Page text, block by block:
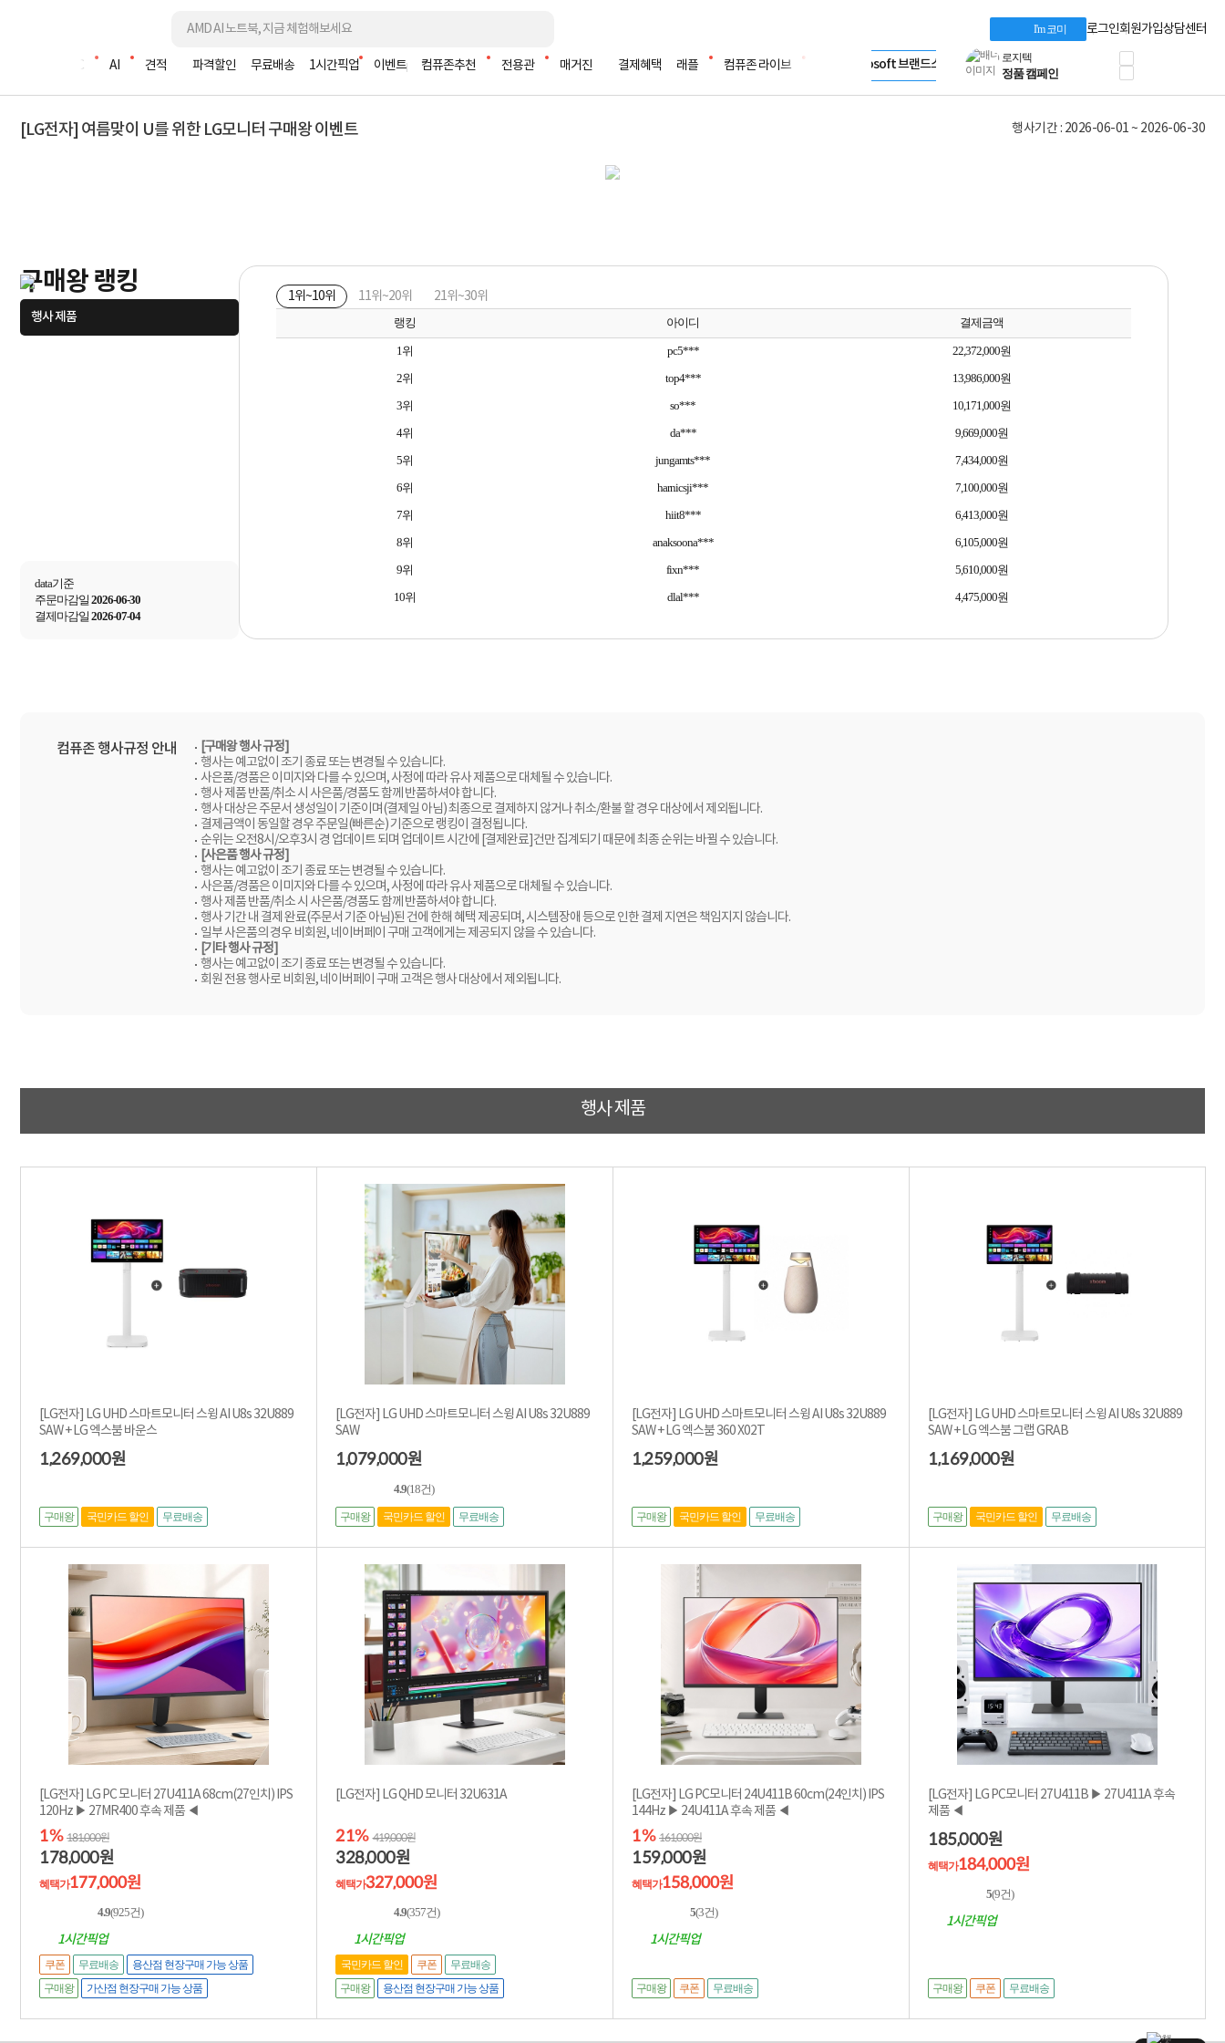
I'm 코미 로그인회원가입상담센터
조립PC AI 견적 파격할인 무료배송 1시간픽업 이벤트 컴퓨존추천 전용관 매거진 결제혜택 래플 컴퓨존 라이브
LG gram & 브랜드스토어
Microsoft 브랜드스토어
AMD 브랜드스토어
Dell 구매 찬스
프로 에센셜
타협 없는 게이밍
HP OMEN
로지텍
삼성 키보드&마우스
AI비즈니스 노트북
HP엘리트북/프로북
비즈니스 강자
리뷰 Npay 증정
MSI 공유기
시스코 스위칭허브
누적 금액 별
Dell 구매왕
상품권 30만원
특별 할인 이벤트
한단계 더 진화한
AI 업무환경 완성
여름맞이 사은품
[LG전자] 여름맞이 U를 위한 LG모니터 구매왕 이벤트 행사기간 : 2026-06-01 ~ 2026-06-30
구매왕 랭킹
행사 제품
data기준
주문마감일 2026-06-30
결제마감일 2026-07-04
1위~10위 11위~20위 21위~30위
랭킹 아이디 결제금액
1위 pc5***
22,372,000원
2위
top4***
13,986,000원
3위
so***
10,171,000원
4위
da***
9,669,000원
5위
jungamts***
7,434,000원
6위
harnicsji***
7,100,000원
7위
hiit8***
6,413,000원
8위
anaksoona***
6,105,000원
9위
fixn***
5,610,000원
10위
dlal*** 4,475,000원
컴퓨존 행사규정 안내
[구매왕 행사 규정]
행사는 예고없이 조기 종료 또는 변경될 수 있습니다.
사은품/경품은 이미지와 다를 수 있으며, 사정에 따라 유사 제품으로 대체될 수 있습니다.
행사 제품 반품/취소 시 사은품/경품도 함께 반품하셔야 합니다.
행사 대상은 주문서 생성일이 기준이며(결제일 아님) 최종으로 결제하지 않거나 취소/환불 할 경우 대상에서 제외됩니다.
결제금액이 동일할 경우 주문일(빠른순) 기준으로 랭킹이 결정됩니다.
순위는 오전8시/오후3시 경 업데이트 되며 업데이트 시간에 [결제완료]건만 집계되기 때문에 최종 순위는 바뀔 수 있습니다.
[사은품 행사 규정]
행사는 예고없이 조기 종료 또는 변경될 수 있습니다.
사은품/경품은 이미지와 다를 수 있으며, 사정에 따라 유사 제품으로 대체될 수 있습니다.
행사 제품 반품/취소 시 사은품/경품도 함께 반품하셔야 합니다.
행사 기간 내 결제 완료(주문서 기준 아님)된 건에 한해 혜택 제공되며, 시스템장애 등으로 인한 결제 지연은 책임지지 않습니다.
일부 사은품의 경우 비회원, 네이버페이 구매 고객에게는 제공되지 않을 수 있습니다.
[기타 행사 규정]
행사는 예고없이 조기 종료 또는 변경될 수 있습니다.
회원 전용 행사로 비회원, 네이버페이 구매 고객은 행사 대상에서 제외됩니다.
행사 제품
[LG전자] LG UHD 스마트모니터 스윙 AI U8s 32U889
SAW + LG 엑스붐 바운스
1,269,000원
국민카드 할인 무료배송
구매왕
[LG전자] LG UHD 스마트모니터 스윙 AI U8s 32U889
SAW
1,079,000원
4.9(18건)
국민카드 할인 무료배송
구매왕
[LG전자] LG UHD 스마트모니터 스윙 AI U8s 32U889
SAW + LG 엑스붐 360 X02T
1,259,000원
국민카드 할인 무료배송
구매왕
[LG전자] LG UHD 스마트모니터 스윙 AI U8s 32U889
SAW + LG 엑스붐 그랩 GRAB
1,169,000원
국민카드 할인 무료배송
구매왕
[LG전자] LG PC 모니터 27U411A 68cm(27인치) IPS
120Hz ▶ 27MR400 후속 제품 ◀
1% 181,000원
178,000원
혜택가177,000원
4.9(925건)
1시간픽업
쿠폰 무료배송
용산점 현장구매 가능 상품
가산점 현장구매 가능 상품
구매왕
[LG전자] LG QHD 모니터 32U631A
21% 419,000원
328,000원
혜택가327,000원
4.9(357건)
1시간픽업
국민카드 할인 쿠폰
무료배송
용산점 현장구매 가능 상품
구매왕
[LG전자] LG PC모니터 24U411B 60cm(24인치) IPS
144Hz ▶ 24U411A 후속 제품 ◀
1% 161,000원
159,000원
혜택가158,000원
5(3건)
1시간픽업
쿠폰 무료배송
구매왕
[LG전자] LG PC모니터 27U411B ▶ 27U411A 후속
제품 ◀
185,000원
혜택가184,000원
5(9건)
1시간픽업
쿠폰 무료배송
구매왕